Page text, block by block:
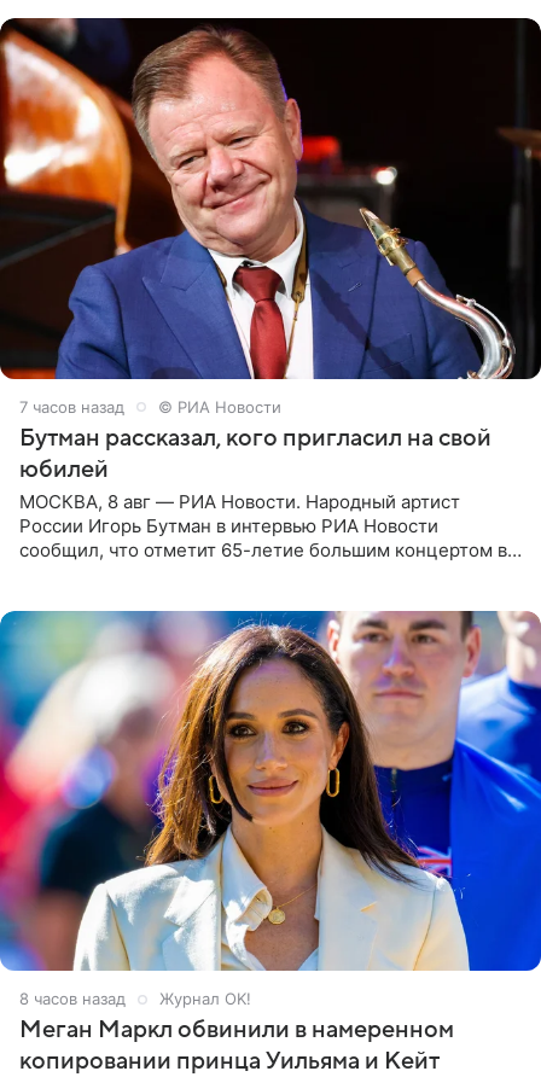
7 часов назад © РИА Новости
Бутман рассказал, кого пригласил на свой
юбилей
МОСКВА, 8 авг — РИА Новости. Народный артист
России Игорь Бутман в интервью РИА Новости
сообщил, что отметит 65-летие большим концертом в
8 часов назад Журнал OK!
Меган Маркл обвинили в намеренном
копировании принца Уильяма и Кейт